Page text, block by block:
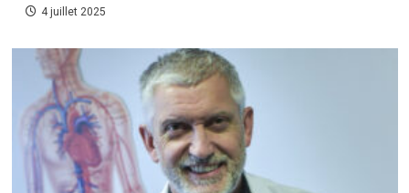
4 juillet 2025